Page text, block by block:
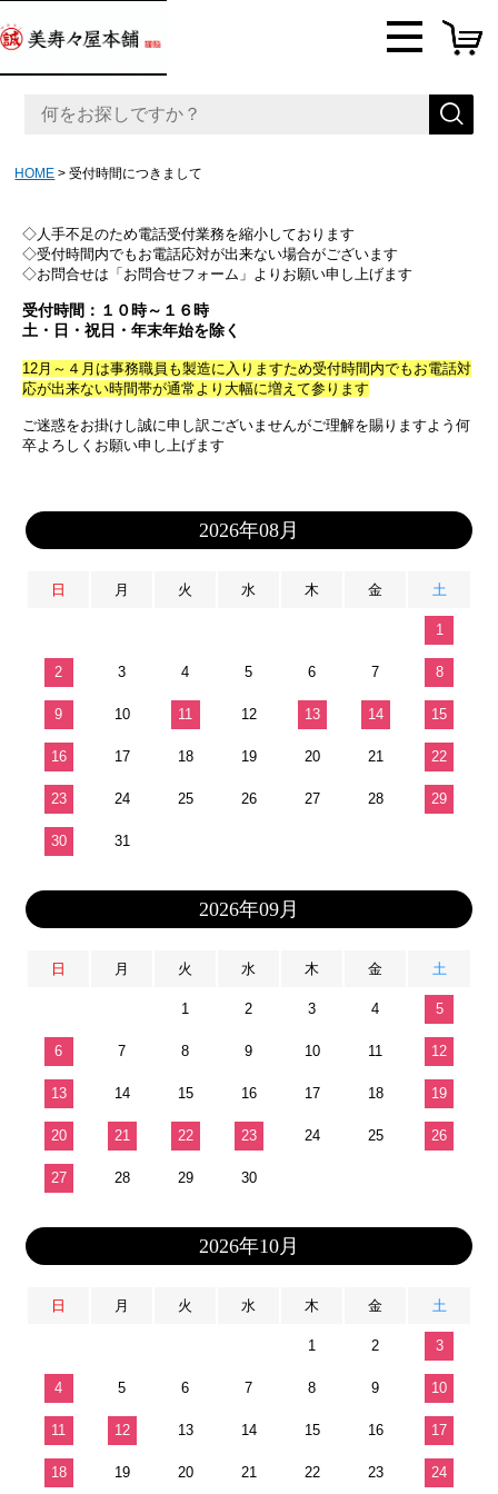
HOME 受付時間につきまして
◇人手不足のため電話受付業務を縮小しております
◇受付時間内でもお電話応対が出来ない場合がございます
◇お問合せは「お問合せフォーム」よりお願い申し上げます
受付時間： １０時～１６時
土・日・祝日・年末年始を除く
12月～４月は事務職員も製造に入りますため受付時間内でもお電話対
応が出来ない時間帯が通常より大幅に増えて参ります
ご迷惑をお掛けし誠に申し訳ございませんがご理解を賜りますよう何
卒よろしくお願い申し上げます
2026年08月
日 月 火 水 木 金 土
1
2 3 4 5 6 7 8
9 10 11 12 13 14 15
16 17 18 19 20 21 22
23 24 25 26 27 28 29
30 31
2026年09月
日 月 火 水 木 金 土
1 2 3 4 5
6 7 8 9 10 11 12
13 14 15 16 17 18 19
20 21 22 23 24 25 26
27 28 29 30
2026年10月
日 月 火 水 木 金 土
1 2 3
4 5 6 7 8 9 10
11 12 13 14 15 16 17
18 19 20 21 22 23 24